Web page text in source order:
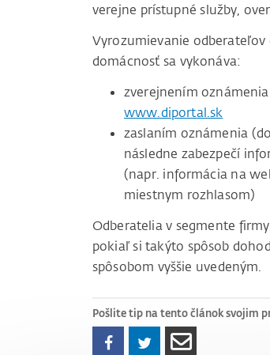
verejne prístupné služby,
Vyrozumievanie
domácnosť sa vykonáva:
zverejnením
www.diportal.sk
zaslaním oznámenia
následne zabezpečí
(napr. informácia na
miestnym rozhlasom)
Odberatelia v segmente
pokiaľ si takýto spôsob
spôsobom vyššie uvedeným.
Pošlite tip na tento článok svojim